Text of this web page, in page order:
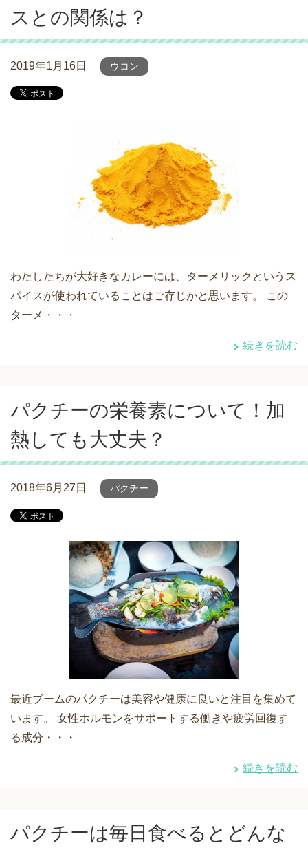
スとの関係は？
2019年1月16日 ウコン
わたしたちが大好きなカレーには、ターメリックというス
パイスが使われていることはご存じかと思います。 この
ターメ・・・
続きを読む
パクチーの栄養素について！加
熱しても大丈夫？
2018年6月27日 パクチー
最近ブームのパクチーは美容や健康に良いと注目を集めて
います。 女性ホルモンをサポートする働きや疲労回復す
る成分・・・
続きを読む
パクチーは毎日食べるとどんな